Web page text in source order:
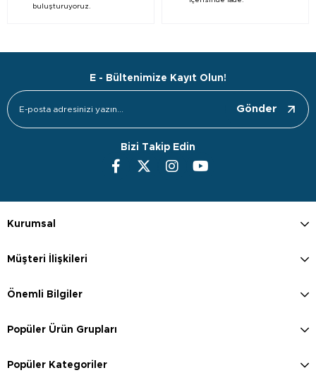
buluşturuyoruz.
E - Bültenimize Kayıt Olun!
Gönder
Bizi Takip Edin
Kurumsal
Müşteri İlişkileri
Önemli Bilgiler
Popüler Ürün Grupları
Popüler Kategoriler